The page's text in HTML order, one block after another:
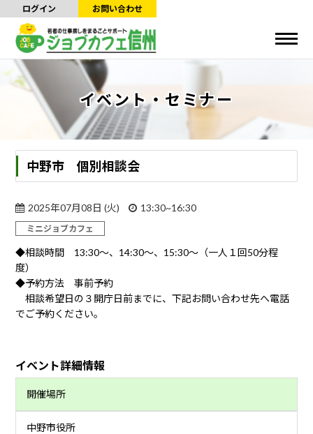
ログイン お問い合わせ
イベント・セミナー
中野市 個別相談会
2025年07月08日 (火) 13:30~16:30
ミニジョブカフェ
◆相談時間 13:30～、14:30～、15:30～（一人１回50分程
度）
◆予約方法 事前予約
相談希望日の３開庁日前までに、下記お問い合わせ先へ電話
でご予約ください。
イベント詳細情報
開催場所
中野市役所